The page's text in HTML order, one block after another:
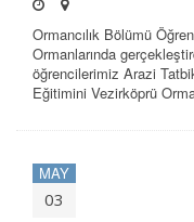
Ormancılık Bölümü
Ormanlarında
öğrencilerimiz Arazi
Eğitimini Vezirköprü
MAY
03